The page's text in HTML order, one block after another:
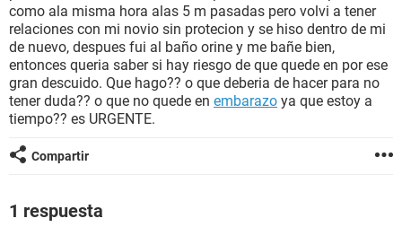
GLOSARIO
como ala misma hora alas 5 m pasadas pero volvi a tener
relaciones con mi novio sin protecion y se hiso dentro de mi
de nuevo, despues fui al baño orine y me bañe bien,
entonces queria saber si hay riesgo de que quede en por ese
gran descuido. Que hago?? o que deberia de hacer para no
tener duda?? o que no quede en embarazo ya que estoy a
tiempo?? es URGENTE.
Compartir
1 respuesta